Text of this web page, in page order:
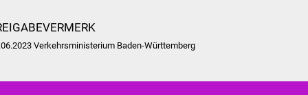
Verkehrsministerium Baden-Württemberg